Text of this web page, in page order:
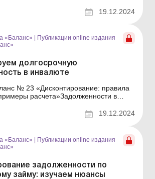
помощи (далее – ВФП) у ее
19.12.2024
«Баланс»
Публикации online издания
долгосрочную
в инвалюте
№ 23 «Дисконтирование: правила
расчета»Задолженности в
И также может возникнуть
в их дисконтировании. В статье
19.12.2024
«Баланс» | Публикации online издания
задолженности по
займу: изучаем нюансы